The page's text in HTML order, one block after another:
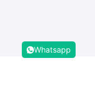
Whatsapp